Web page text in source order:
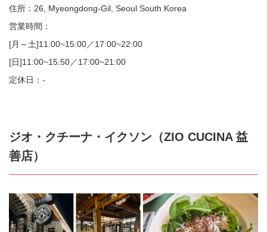
住所：26, Myeongdong-Gil, Seoul South Korea
営業時間：
[月～土]11:00~15:00／17:00~22:00
[日]11:00~15:50／17:00~21:00
定休日：-
ジオ・クチーナ・イクソン（ZIO CUCINA 益
善店）